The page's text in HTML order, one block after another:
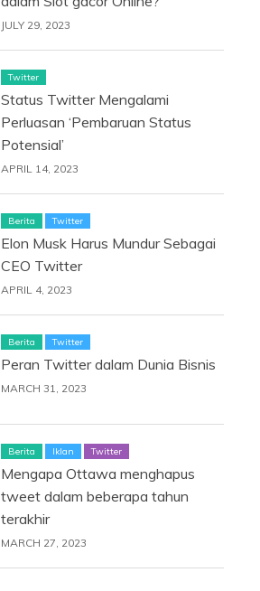
JULY 29, 2023
Twitter
Status Twitter Mengalami
Perluasan ‘Pembaruan Status
Potensial’
APRIL 14, 2023
Berita Twitter
Elon Musk Harus Mundur Sebagai
CEO Twitter
APRIL 4, 2023
Berita Twitter
Peran Twitter dalam Dunia Bisnis
MARCH 31, 2023
Berita Iklan Twitter
Mengapa Ottawa menghapus
tweet dalam beberapa tahun
terakhir
MARCH 27, 2023